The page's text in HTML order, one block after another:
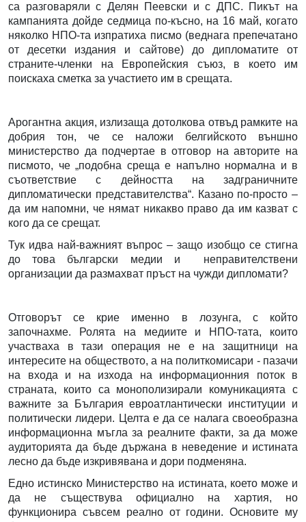
са разговаряли с Делян Пеевски и с ДПС. Пикът на
кампанията дойде седмица по-късно, на 16 май, когато
няколко НПО-та изпратиха писмо (веднага препечатано
от десетки издания и сайтове) до дипломатите от
страните-членки на Европейския съюз, в което им
поискаха сметка за участието им в срещата.
Арогантна акция, излизаща дотолкова отвъд рамките на
добрия тон, че се наложи белгийското външно
министерство да подчертае в отговор на авторите на
писмото, че „подобна среща е напълно нормална и в
съответствие с дейността на задграничните
дипломатически представителства“. Казано по-просто –
да им напомни, че нямат никакво право да им казват с
кого да се срещат.
Тук идва най-важният въпрос – защо изобщо се стигна
до това български медии и неправителствени
организации да размахват пръст на чужди дипломати?
Отговорът се крие именно в лозунга, с който
започнахме. Ролята на медиите и НПО-тата, които
участваха в тази операция не е на защитници на
интересите на обществото, а на политкомисари - пазачи
на входа и на изхода на информационния поток в
страната, които са монополизирали комуникацията с
важните за България евроатлантически институции и
политически лидери. Целта е да се налага своеобразна
информационна мъгла за реалните факти, за да може
аудиторията да бъде държана в неведение и истината
лесно да бъде изкривявана и дори подменяна.
Едно истинско Министерство на истината, което може и
да не съществува официално на хартия, но
функционира съвсем реално от години. Основите му